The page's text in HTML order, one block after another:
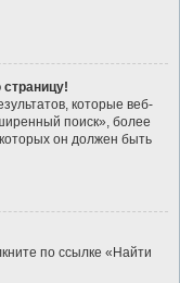
страницу!
которые веб-
поиск», более
он должен быть
по ссылке «Найти